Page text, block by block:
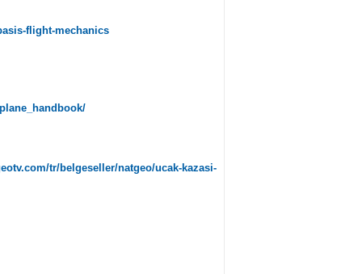
flight-mechanics
tr/belgeseller/natgeo/ucak-kazasi-